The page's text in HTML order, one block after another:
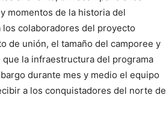
momentos de la historia del
colaboradores del proyecto
de unión, el tamaño del camporee y
la infraestructura del programa
durante mes y medio el equipo
a los conquistadores del norte de